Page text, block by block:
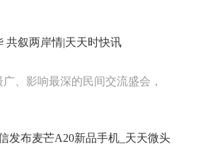
共叙两岸情|天天时快讯
、影响最深的民间交流盛会，
发布麦芒A20新品手机_天天微头